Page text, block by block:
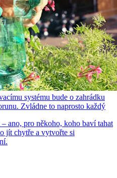
systému bude o zahrádku
Zvládne to naprosto každý
ano, pro někoho, koho baví tahat
jít chytře a vytvořte si